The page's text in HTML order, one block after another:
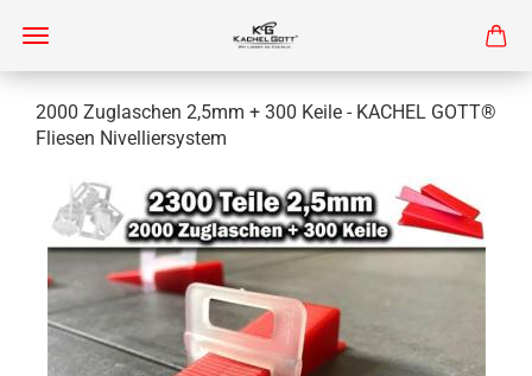
2000 Zuglaschen 2,5mm + 300 Keile - KACHEL GOTT®
Fliesen Nivelliersystem